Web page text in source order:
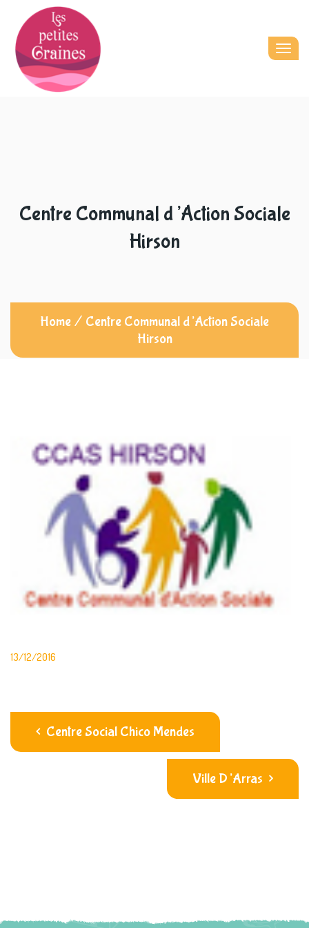
Centre Communal d’Action Sociale
Hirson
Home / Centre Communal d’Action Sociale
Hirson
13/12/2016
Centre Social Chico Mendes
Ville D’Arras